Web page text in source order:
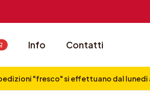
Info Contatti
"fresco" si effettuano dal